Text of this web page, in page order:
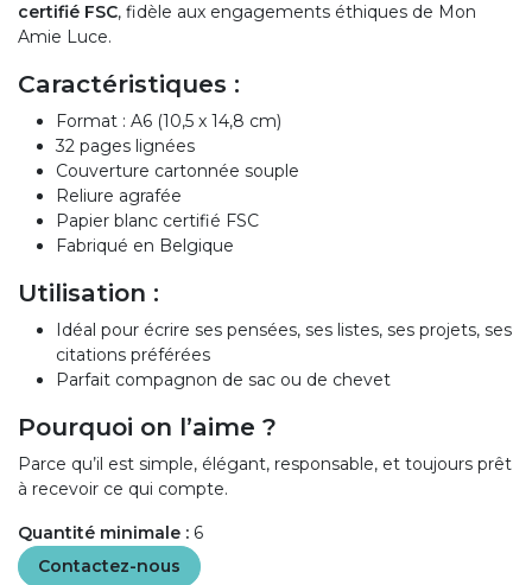
certifié FSC, fidèle aux engagements éthiques de Mon
Amie Luce.
Caractéristiques :
Format : A6 (10,5 x 14,8 cm)
32 pages lignées
Couverture cartonnée souple
Reliure agrafée
Papier blanc certifié FSC
Fabriqué en Belgique
Utilisation :
Idéal pour écrire ses pensées, ses listes, ses projets, ses
citations préférées
Parfait compagnon de sac ou de chevet
Pourquoi on l’aime ?
Parce qu’il est simple, élégant, responsable, et toujours prêt
à recevoir ce qui compte.
Quantité minimale : 6
Contactez-nous